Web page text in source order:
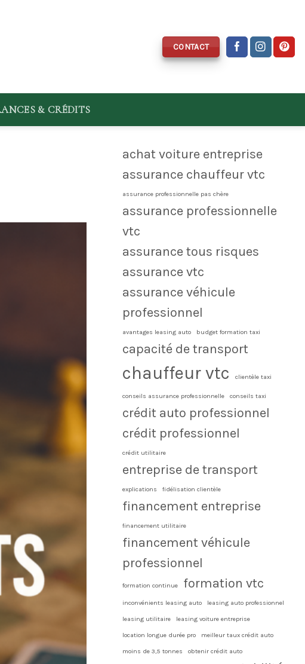
CONTACT
& CRÉDITS
achat voiture entreprise
assurance chauffeur vtc
assurance professionnelle pas chère
assurance professionnelle
vtc
assurance tous risques
assurance vtc
assurance véhicule
professionnel
avantages leasing auto budget formation taxi
capacité de transport
chauffeur vtc clientèle taxi
conseils assurance professionnelle conseils taxi
crédit auto professionnel
crédit professionnel
crédit utilitaire
entreprise de transport
explications fidélisation clientèle
financement entreprise
financement utilitaire
financement véhicule
professionnel
formation continue formation vtc
inconvénients leasing auto leasing auto professionnel
leasing utilitaire leasing voiture entreprise
location longue durée pro meilleur taux crédit auto
moins de 3,5 tonnes obtenir crédit auto